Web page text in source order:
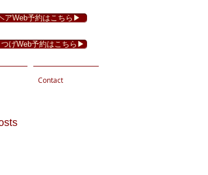
アWeb予約はこちら▶︎
つげWeb予約はこちら▶︎
Contact